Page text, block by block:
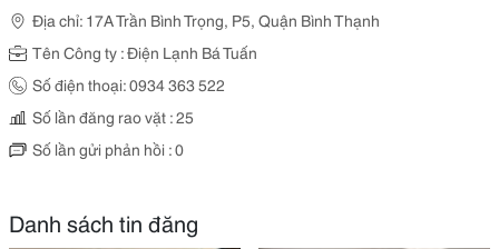
Địa chỉ: 17A Trần Bình Trọng, P5, Quận Bình Thạnh
Tên Công ty : Điện Lạnh Bá Tuấn
Số điện thoại: 0934 363 522
Số lần đăng rao vặt : 25
Số lần gửi phản hồi : 0
Danh sách tin đăng